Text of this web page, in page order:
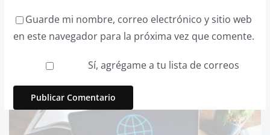
Guarde mi nombre, correo electrónico y sitio web
en este navegador para la próxima vez que comente.
Sí, agrégame a tu lista de correos